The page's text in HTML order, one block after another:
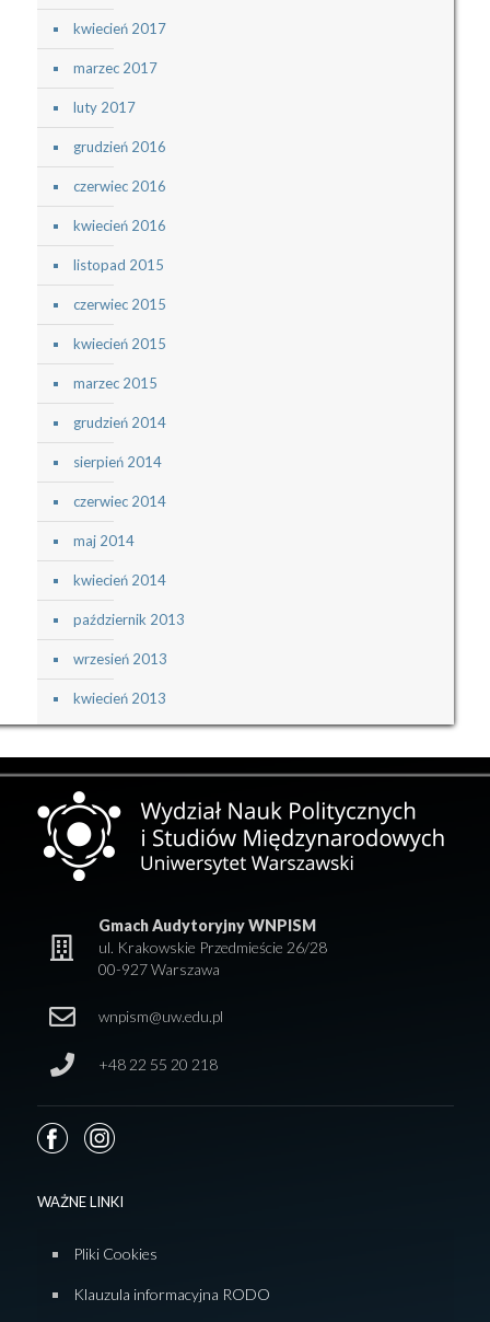
kwiecień 2017
marzec 2017
luty 2017
grudzień 2016
czerwiec 2016
kwiecień 2016
listopad 2015
czerwiec 2015
kwiecień 2015
marzec 2015
grudzień 2014
sierpień 2014
czerwiec 2014
maj 2014
kwiecień 2014
październik 2013
wrzesień 2013
kwiecień 2013
Gmach Audytoryjny WNPISM
ul. Krakowskie Przedmieście 26/28
00-927 Warszawa
wnpism@uw.edu.pl
+48 22 55 20 218
WAŻNE LINKI
Pliki Cookies
Klauzula informacyjna RODO